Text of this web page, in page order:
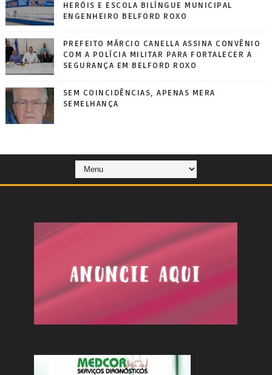
HERÓIS E ESCOLA BILÍNGUE MUNICIPAL
ENGENHEIRO BELFORD ROXO
PREFEITO MÁRCIO CANELLA ASSINA CONVÊNIO
COM A POLÍCIA MILITAR PARA FORTALECER A
SEGURANÇA EM BELFORD ROXO
SEM COINCIDÊNCIAS, APENAS MERA
SEMELHANÇA